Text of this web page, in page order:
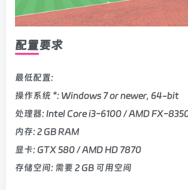
配置要求
最低配置:
操作系统 *: Windows 7 or newer, 64-bit
处理器: Intel Core i3-6100 / AMD FX-
内存: 2 GB RAM
显卡: GTX 580 / AMD HD 7870
存储空间: 需要 2 GB 可用空间